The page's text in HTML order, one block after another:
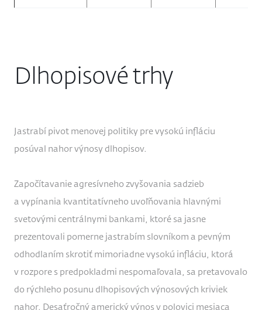
Dlhopisové trhy
Jastrabí pivot menovej politiky pre vysokú infláciu
posúval nahor výnosy dlhopisov.
Započítavanie agresívneho zvyšovania sadzieb
a vypínania kvantitatívneho uvoľňovania hlavnými
svetovými centrálnymi bankami, ktoré sa jasne
prezentovali pomerne jastrabím slovníkom a pevným
odhodlaním skrotiť mimoriadne vysokú infláciu, ktorá
v rozpore s predpokladmi nespomaľovala, sa pretavovalo
do rýchleho posunu dlhopisových výnosových kriviek
nahor. Desaťročný americký výnos v polovici mesiaca